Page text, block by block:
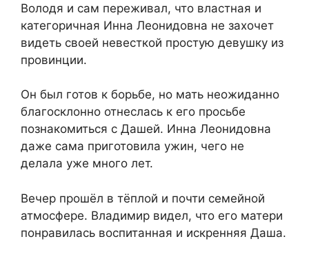
Володя и сам переживал, что властная и
категоричная Инна Леонидовна не захочет
видеть своей невесткой простую девушку из
провинции.
Он был готов к борьбе, но мать неожиданно
благосклонно отнеслась к его просьбе
познакомиться с Дашей. Инна Леонидовна
даже сама приготовила ужин, чего не
делала уже много лет.
Вечер прошёл в тёплой и почти семейной
атмосфере. Владимир видел, что его матери
понравилась воспитанная и искренняя Даша.